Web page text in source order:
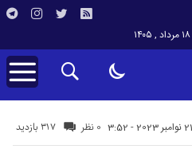
317 بازدید 0 نظر